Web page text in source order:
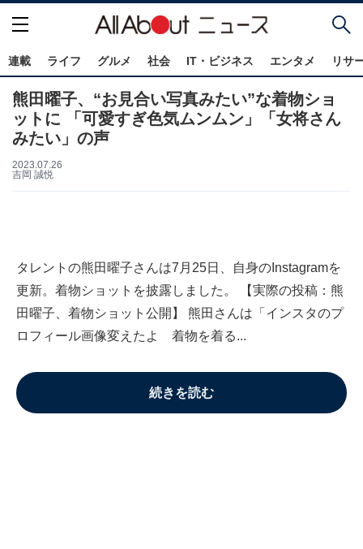
連載 ライフ グルメ 社会 IT・ビジネス エンタメ リサ
熊田曜子、“お見合い写真みたい”な着物ショ
ットに 「可愛すぎ色気ムンムン」「女将さん
みたい」の声
2023.07.26
吉岡 誠悦
タレントの熊田曜子さんは7月25日、自身のInstagramを
更新。着物ショットを披露しました。 【実際の投稿：熊
田曜子、着物ショット公開】 熊田さんは「インスタのプ
ロフィール画像変えたよ 着物を着る...
続きを読む